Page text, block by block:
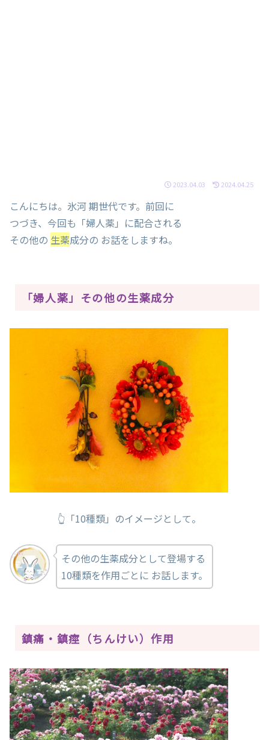
2023.04.03 2024.04.25
こんにちは。氷河 期世代です。前回に
つづき、今回も「婦人薬」に配合される
その他の 生薬成分の お話をしますね。
「婦人薬」その他の生薬成分
👆「10種類」のイメージとして。
その他の生薬成分として登場する
10種類を作用ごとに お話します。
鎮痛・鎮痙（ちんけい）作用